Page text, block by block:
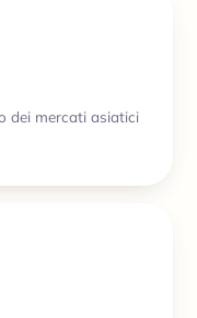
dei mercati asiatici